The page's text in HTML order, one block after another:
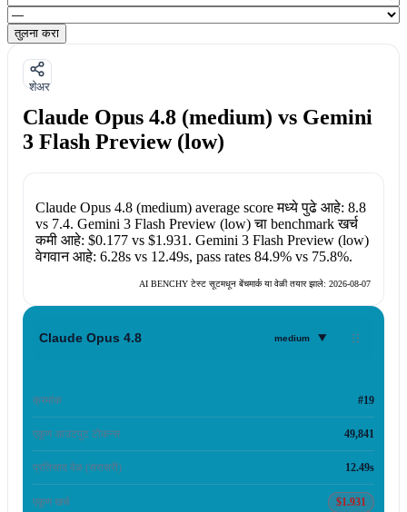
तुलना करा
शेअर
Claude Opus 4.8 (medium) vs Gemini
3 Flash Preview (low)
Claude Opus 4.8 (medium)average score मध्ये पुढे आहे: 8.8
vs 7.4. Gemini 3 Flash Preview (low)चा benchmark खर्च
कमी आहे: $0.177vs $1.931 . Gemini 3 Flash Preview (low)
वेगवान आहे: 6.28svs 12.49s, pass rates 84.9%vs 75.8%.
AI BENCHY टेस्ट सूटमधून बेंचमार्क या वेळी तयार झाले: 2026-08-07
Claude Opus 4.8 medium ▾
क्रमांक #19
एकूण आउटपुट टोकन्स 49,841
प्रतिसाद वेळ (सरासरी) 12.49s
एकूण खर्च $1.931